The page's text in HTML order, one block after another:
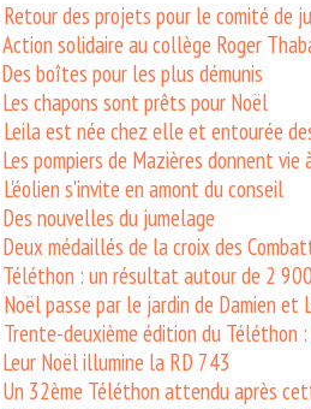
Retour des projets pour le comité de
Action solidaire au collège Roger
Des boîtes pour les plus démunis
Les chapons sont prêts pour Noël
Leila est née chez elle et entourée
Les pompiers de Mazières donnent vie
L'éolien s'invite en amont du conseil
Des nouvelles du jumelage
Deux médaillés de la croix des
Téléthon : un résultat autour de 2
Noël passe par le jardin de Damien et
Trente-deuxième édition du Téléthon
Leur Noël illumine la RD 743
Un 32ème Téléthon attendu après